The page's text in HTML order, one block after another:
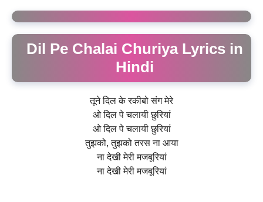
Dil Pe Chalai Churiya Lyrics in
Hindi
तूने दिल के रकीबो संग मेरे
ओ दिल पे चलायी छुरियां
ओ दिल पे चलायी छुरियां
तुझको, तुझको तरस ना आया
ना देखी मेरी मजबूरियां
ना देखी मेरी मजबूरियां